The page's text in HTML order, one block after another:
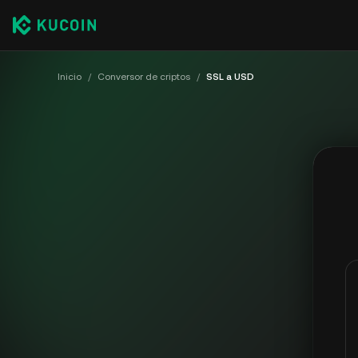
Inicio / Conversor de criptos / SSL a USD